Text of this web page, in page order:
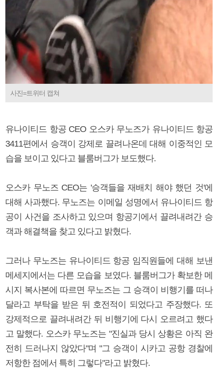
사진=트위터 캡쳐
유나이티드 항공 CEO 오스카 무노즈가 유나이티드 항공
3411편에서 승객이 강제로 끌려나온데 대해 이중적인 모
습을 보이고 있다고 블룸버그가 보도했다.
오스카 무노즈 CEO는 '승객들을 재배치 해야 했던 것'에
대해 사과했다. 무노즈는 이메일 성명에서 유나이티드 항
공이 사건을 조사하고 있으며 항공기에서 끌려내려간 승
객과 해결책을 찾고 있다고 밝혔다.
그러나 무노즈는 유나이티드 항공 임직원들에 대해 보낸
메세지에서는 다른 모습을 보였다. 블룸버그가 확보한 메
시지 복사본에 따르면 무노즈는 그 승객이 비행기를 떠나
달라고 부탁을 받은 뒤 호전적이 되었다고 주장했다. 또
강제적으로 끌려내려간 뒤 비행기에 다시 오르려고 했다
고 말했다. 오스카 무노즈는 "진실과 당시 상황은 아직 완
전히 드러나지 않았다"며 "그 승객이 시카고 공항 경찰에
저항한 점에서 특히 그렇다"라고 밝혔다.